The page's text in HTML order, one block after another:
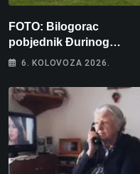
FOTO: Bilogorac
pobjednik Đurinog
memorijala
6. KOLOVOZA 2026.